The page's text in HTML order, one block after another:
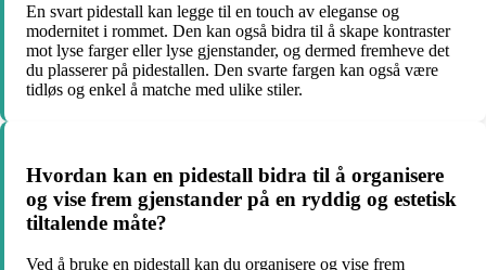
En svart pidestall kan legge til en touch av eleganse og
modernitet i rommet. Den kan også bidra til å skape kontraster
mot lyse farger eller lyse gjenstander, og dermed fremheve det
du plasserer på pidestallen. Den svarte fargen kan også være
tidløs og enkel å matche med ulike stiler.
Hvordan kan en pidestall bidra til å organisere
og vise frem gjenstander på en ryddig og estetisk
tiltalende måte?
Ved å bruke en pidestall kan du organisere og vise frem